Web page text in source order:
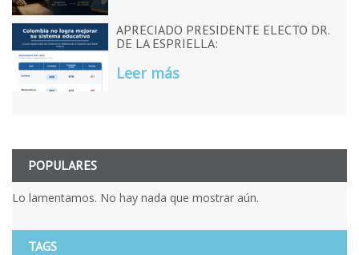
APRECIADO PRESIDENTE ELECTO DR.
DE LA ESPRIELLA:
Leer más
POPULARES
Lo lamentamos. No hay nada que mostrar aún.
TAGS